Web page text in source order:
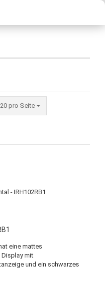
20 pro Seite
eine mattes
Display mit
und ein schwarzes